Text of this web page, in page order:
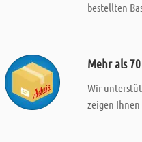
bestellten
Mehr als
Wir
zeigen